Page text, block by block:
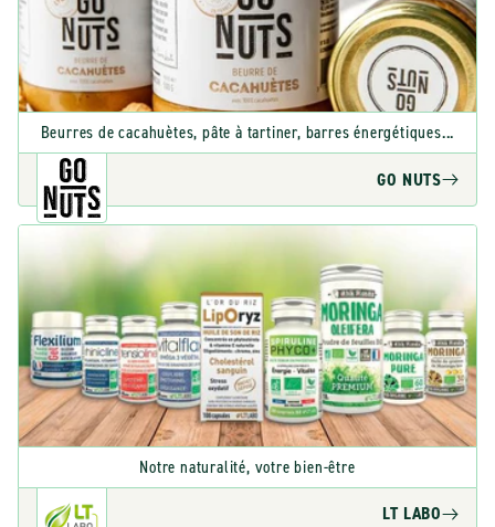
Beurres de cacahuètes, pâte à tartiner, barres énergétiques...
GO NUTS
Notre naturalité, votre bien-être
LT LABO